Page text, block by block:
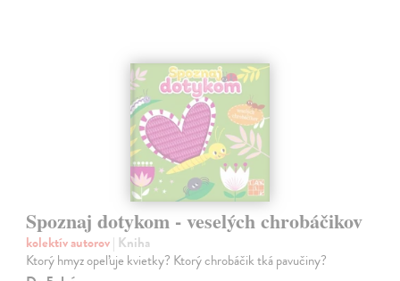
Spoznaj dotykom - veselých chrobáčikov
kolektív autorov| Kniha
Ktorý hmyz opeľuje kvietky? Ktorý chrobáčik tká pavučiny?